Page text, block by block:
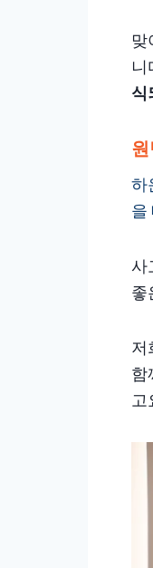
맞
니
식
하
을
사
좋
저
함
고